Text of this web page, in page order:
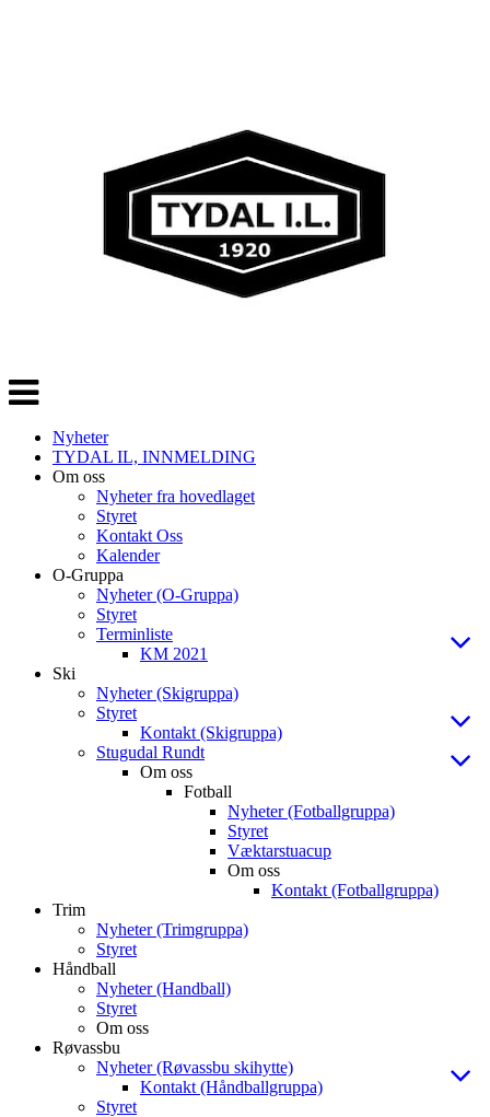
Veksle
navigasjon
Nyheter
TYDAL IL, INNMELDING
Om oss
Nyheter fra hovedlaget
Styret
Kontakt Oss
Kalender
O-Gruppa
Nyheter (O-Gruppa)
Styret
Terminliste
KM 2021
Ski
Nyheter (Skigruppa)
Styret
Kontakt (Skigruppa)
Stugudal Rundt
Om oss
Fotball
Nyheter (Fotballgruppa)
Styret
Væktarstuacup
Om oss
Kontakt (Fotballgruppa)
Trim
Nyheter (Trimgruppa)
Styret
Håndball
Nyheter (Handball)
Styret
Om oss
Røvassbu
Nyheter (Røvassbu skihytte)
Kontakt (Håndballgruppa)
Styret